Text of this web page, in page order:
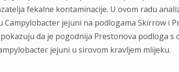
fekalne kontaminacije. U ovom radu
Campylobacter jejuni na podlogama Skirrow i
da je pogodnija Prestonova podloga s
jejuni u sirovom kravljem mlijeku.